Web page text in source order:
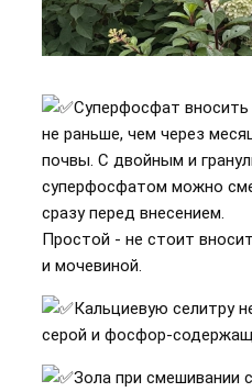
Суперфосфат вносить
не раньше, чем через
почвы. С двойным и
суперфосфатом можно
сразу перед внесением.
Простой - не стоит
и мочевиной.
Кальциевую селитру
серой и фосфор-
Зола при смешивании